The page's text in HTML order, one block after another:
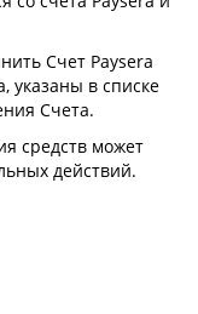
Счет Paysera
указаны в списке
Счета.
средств может
действий.